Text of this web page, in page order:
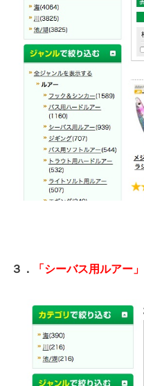
３． 「シーバス用ルアー」